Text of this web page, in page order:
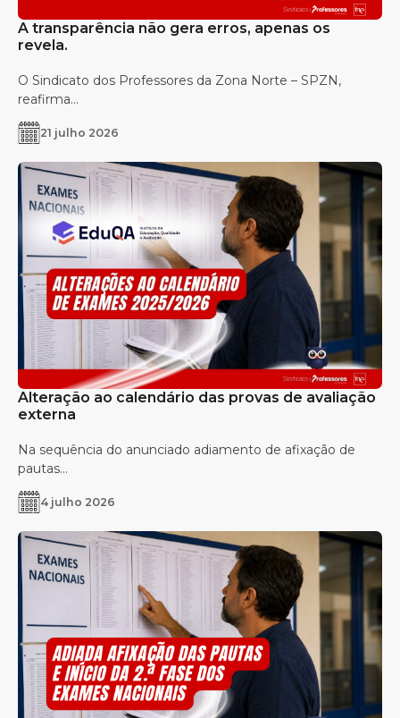
A transparência não gera erros, apenas os
revela.
O Sindicato dos Professores da Zona Norte – SPZN,
reafirma...
21 julho 2026
Alteração ao calendário das provas de avaliação
externa
Na sequência do anunciado adiamento de afixação de
pautas...
4 julho 2026